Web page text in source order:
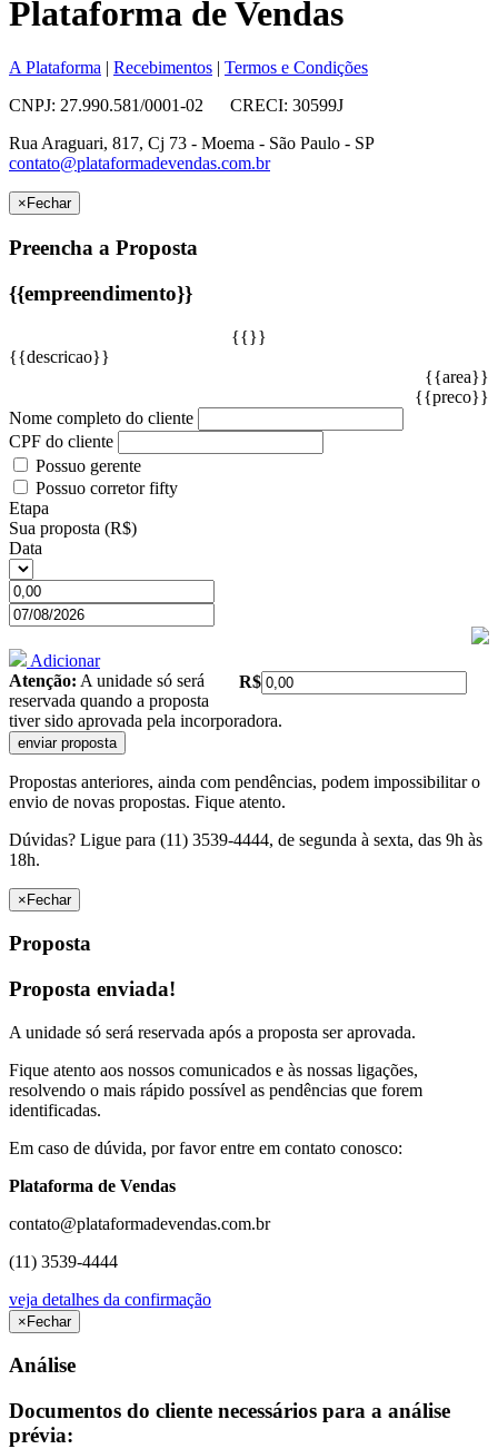
Plataforma de Vendas
A Plataforma | Recebimentos | Termos e Condições
CNPJ: 27.990.581/0001-02 CRECI: 30599J
Rua Araguari, 817, Cj 73 - Moema - São Paulo - SP
contato@plataformadevendas.com.br
× Fechar
Preencha a Proposta
{{empreendimento}}
{{}}
{{descricao}}
{{area}}
{{preco}}
Nome completo do cliente
CPF do cliente
Possuo gerente
Possuo corretor fifty
Etapa
Sua proposta (R$)
Data
Adicionar
R$
Atenção: A unidade só será
reservada quando a proposta
tiver sido aprovada pela incorporadora.
Propostas anteriores, ainda com pendências, podem impossibilitar o
envio de novas propostas. Fique atento.
Dúvidas? Ligue para (11) 3539-4444, de segunda à sexta, das 9h às
18h.
×Fechar
Proposta
Proposta enviada!
A unidade só será reservada após a proposta ser aprovada.
Fique atento aos nossos comunicados e às nossas ligações,
resolvendo o mais rápido possível as pendências que forem
identificadas.
Em caso de dúvida, por favor entre em contato conosco:
Plataforma de Vendas
contato@plataformadevendas.com.br
(11) 3539-4444
veja detalhes da confirmação
× Fechar
Análise
Documentos do cliente necessários para a análise
prévia: